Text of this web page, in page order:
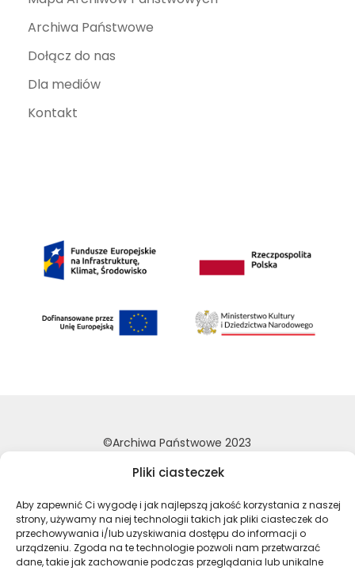
Pliki ciasteczek
Aby zapewnić Ci wygodę i jak najlepszą jakość korzystania z naszej
strony, używamy na niej technologii takich jak pliki ciasteczek do
przechowywania i/lub uzyskiwania dostępu do informacji o
urządzeniu. Zgoda na te technologie pozwoli nam przetwarzać
dane, takie jak zachowanie podczas przeglądania lub unikalne
Archiwa Państwowe
Dołącz do nas
Dla mediów
Kontakt
©Archiwa Państwowe 2023
Deklaracja dostępności
Polityka prywatności
Mapa strony